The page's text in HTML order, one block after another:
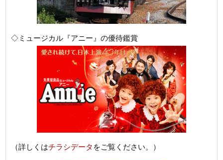
◇ミュージカル『アニー』の優待鑑賞
（詳しくはチラシデータ をご覧ください。）